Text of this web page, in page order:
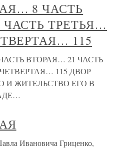
8 ЧАСТЬ
ТРЕТЬЯ…
115
ВТОРАЯ… 21 ЧАСТЬ
115 ДВОР
И ЖИТЕЛЬСТВО ЕГО В
Ивановича Гриценко,